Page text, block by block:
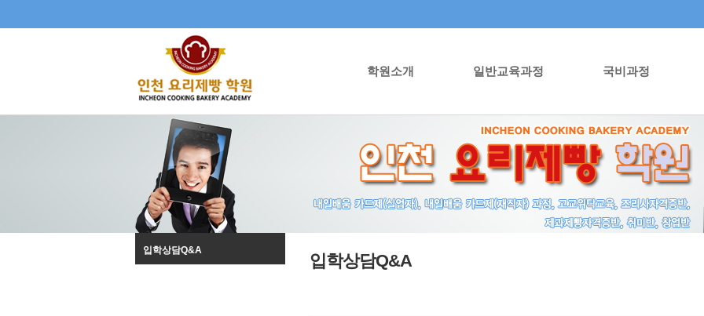
학원소개 일반교육과정 국비과정
입학상담Q&A
입학상담Q&A